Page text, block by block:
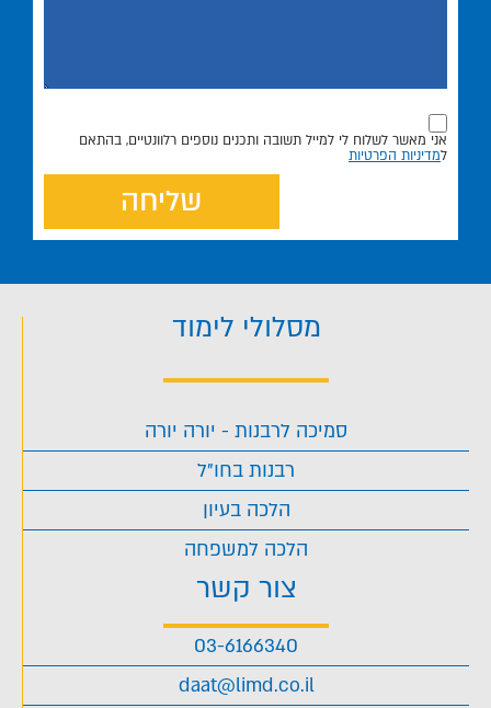
אני מאשר לשלוח לי למייל תשובה ותכנים נוספים רלוונטיים, בהתאם
למדיניות הפרטיות
שליחה
מסלולי לימוד
סמיכה לרבנות - יורה יורה
רבנות בחו"ל
הלכה בעיון
הלכה למשפחה
צור קשר
03-6166340
daat@limd.co.il